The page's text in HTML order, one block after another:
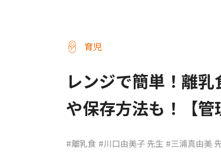
育児
レンジで簡単！離
や保存方法も！【管
#離乳食 #川口由美子 先生 #三浦真由美